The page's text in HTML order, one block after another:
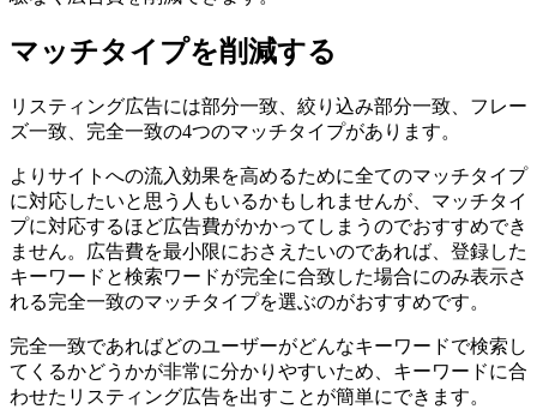
マッチタイプを削減する
リスティング広告には部分一致、絞り込み部分一致、フレー
ズ一致、完全一致の4つのマッチタイプがあります。
よりサイトへの流入効果を高めるために全てのマッチタイプ
に対応したいと思う人もいるかもしれませんが、マッチタイ
プに対応するほど広告費がかかってしまうのでおすすめでき
ません。
広告費を最小限におさえたいのであれば、登録した
キーワードと検索ワードが完全に合致した場合にのみ表示さ
れる完全一致のマッチタイプを選ぶのがおすすめです。
完全一致であればどのユーザーがどんなキーワードで検索し
てくるかどうかが非常に分かりやすいため、キーワードに合
わせたリスティング広告を出すことが簡単にできます。